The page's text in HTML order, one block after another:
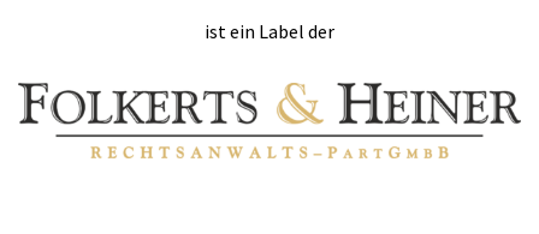
ist ein Label der